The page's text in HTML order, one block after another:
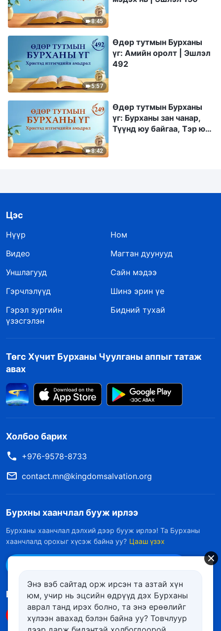
8:45
5:57
Өдөр тутмын Бурханы
үг: Амийн оролт | Эшлэл
492
8:42
Өдөр тутмын Бурханы
үг: Бурханы зан чанар,
Түүнд юу байгаа, Тэр юу
Цэс
Нүүр
Ном
Видео
Магтан дуунууд
Уншлагууд
Сайн мэдээ
Гэрчлэлүүд
Шинэ эрин үе
Гэрэл зургийн
үзэсгэлэн
Бидний тухай
Төгс Хүчит Бурханы Чуулганы аппыг татаж
авах
Холбоо барих
+976-9578-8733
contact.mn@kingdomsalvation.org
Бурхны хаанчлал бууж ирлээ
Бурханы хаанчлал дэлхий дээр бууж ирлээ! Та Бурханы
хаанчлалд орохыг хүсэж байна уу? Цааш үзэх
Биднийг дагах
Энэ вэб сайтад орж ирсэн та азтай хүн
юм, учир нь эцсийн өдрүүд дэх Бурханы
аврал танд ирэх болно, та энэ ерѳѳлийг
хүлээн авахад бэлэн байна уу? Товчлуур